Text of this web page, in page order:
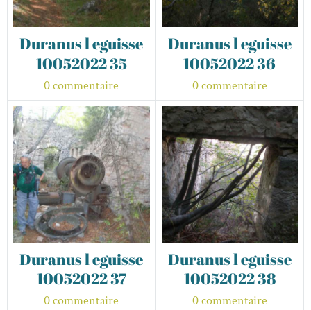
Duranus l eguisse
10052022 35
0 commentaire
Duranus l eguisse
10052022 36
0 commentaire
Duranus l eguisse
10052022 37
0 commentaire
Duranus l eguisse
10052022 38
0 commentaire